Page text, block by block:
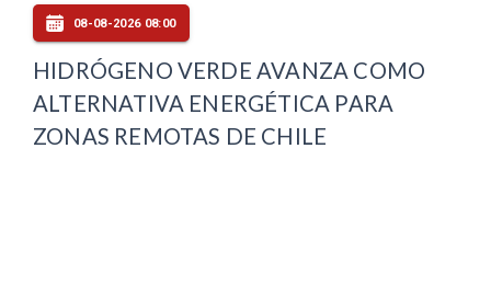
08-08-2026 08:00
HIDRÓGENO VERDE AVANZA COMO
ALTERNATIVA ENERGÉTICA PARA
ZONAS REMOTAS DE CHILE